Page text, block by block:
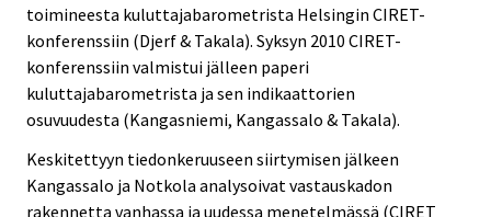
toimineesta kuluttajabarometrista Helsingin CIRET-
konferenssiin (Djerf & Takala). Syksyn 2010 CIRET-
konferenssiin valmistui jälleen paperi
kuluttajabarometrista ja sen indikaattorien
osuvuudesta (Kangasniemi, Kangassalo & Takala).
Keskitettyyn tiedonkeruuseen siirtymisen jälkeen
Kangassalo ja Notkola analysoivat vastauskadon
rakennetta vanhassa ja uudessa menetelmässä (CIRET